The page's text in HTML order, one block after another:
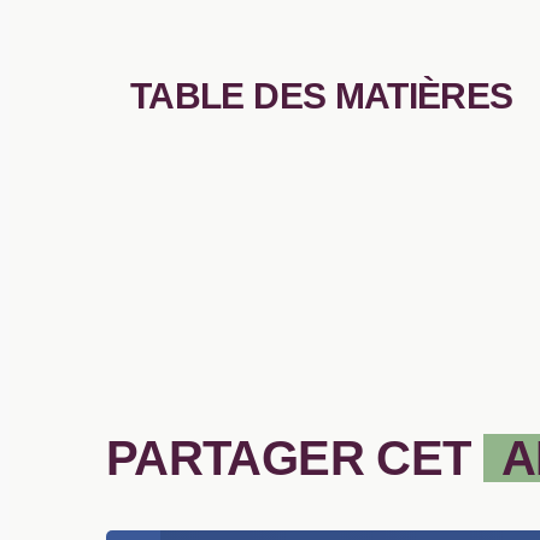
TABLE DES MATIÈRES
PARTAGER CET